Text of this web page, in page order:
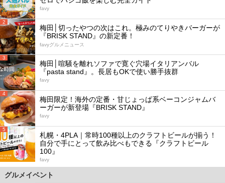
favy
2
梅田│切ったやつの次はこれ。極みのてりやきバーガーが
『BRISK STAND』の新定番！
favyグルメニュース
3
梅田│喧騒を離れソファで寛ぐ穴場イタリアンバル
『pasta stand』。長居もOKで使い勝手抜群
favy
4
梅田限定！海外の定番・甘じょっぱ系ベーコンジャムバ
ーガーが新登場『BRISK STAND』
favy
5
札幌・4PLA｜常時100種以上のクラフトビールが揃う！
自分で手にとって飲み比べもできる『クラフトビール
100』
favy
グルメイベント